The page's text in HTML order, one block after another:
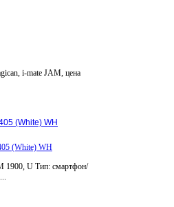
i-mate JAM, цена
(White) WH
1900, U Тип: смартфон/